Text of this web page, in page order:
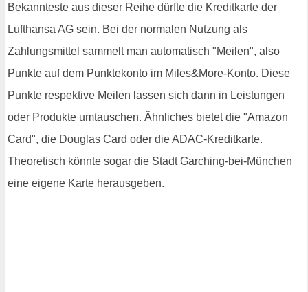
Bekannteste aus dieser Reihe dürfte die Kreditkarte der
Lufthansa AG sein. Bei der normalen Nutzung als
Zahlungsmittel sammelt man automatisch "Meilen", also
Punkte auf dem Punktekonto im Miles&More-Konto. Diese
Punkte respektive Meilen lassen sich dann in Leistungen
oder Produkte umtauschen. Ähnliches bietet die "Amazon
Card", die Douglas Card oder die ADAC-Kreditkarte.
Theoretisch könnte sogar die Stadt Garching-bei-München
eine eigene Karte herausgeben.